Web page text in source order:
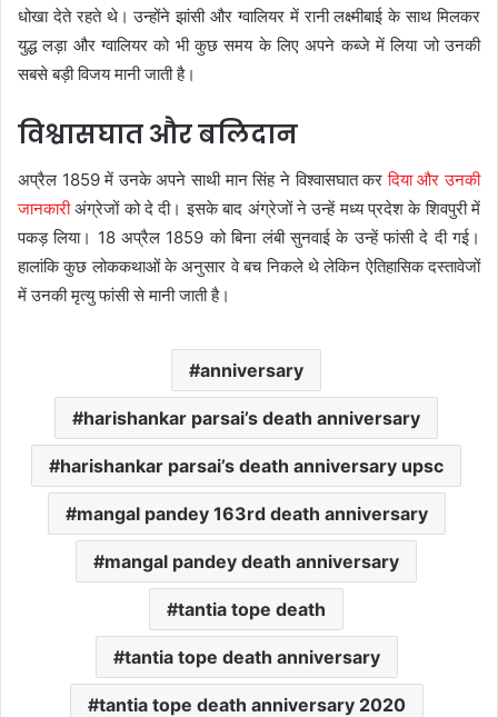
धोखा देते रहते थे। उन्होंने झांसी और ग्वालियर में रानी लक्ष्मीबाई के साथ मिलकर
युद्ध लड़ा और ग्वालियर को भी कुछ समय के लिए अपने कब्जे में लिया जो उनकी
सबसे बड़ी विजय मानी जाती है।
विश्वासघात और बलिदान
अप्रैल 1859 में उनके अपने साथी मान सिंह ने विश्वासघात करदिया और उनकी
जानकारीअंग्रेजों को दे दी। इसके बाद अंग्रेजों ने उन्हें मध्य प्रदेश के शिवपुरी में
पकड़ लिया। 18 अप्रैल 1859 को बिना लंबी सुनवाई के उन्हें फांसी दे दी गई।
हालांकि कुछ लोककथाओं के अनुसार वे बच निकले थे लेकिन ऐतिहासिक दस्तावेजों
में उनकी मृत्यु फांसी से मानी जाती है।
anniversary
harishankar parsai’s death anniversary
harishankar parsai’s death anniversary upsc
mangal pandey 163rd death anniversary
mangal pandey death anniversary
tantia tope death
tantia tope death anniversary
tantia tope death anniversary 2020